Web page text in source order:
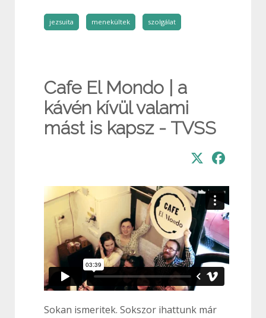
jezsuita menekültek szolgálat
Cafe El Mondo | a
kávén kívül valami
mást is kapsz - TVSS
Sokan ismeritek. Sokszor ihattunk már